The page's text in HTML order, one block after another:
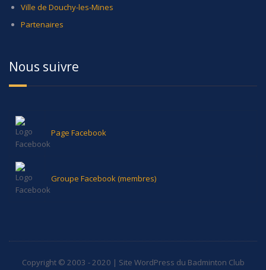
Ville de Douchy-les-Mines
Partenaires
Nous suivre
Page Facebook
Groupe Facebook (membres)
Copyright © 2003 - 2020 | Site WordPress du Badminton Club